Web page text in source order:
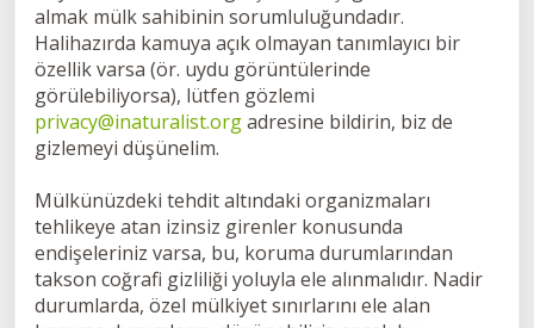
almak mülk sahibinin sorumluluğundadır.
Halihazırda kamuya açık olmayan tanımlayıcı bir
özellik varsa (ör. uydu görüntülerinde
görülebiliyorsa), lütfen gözlemi
privacy@inaturalist.orgadresine bildirin, biz de
gizlemeyi düşünelim.
Mülkünüzdeki tehdit altındaki organizmaları
tehlikeye atan izinsiz girenler konusunda
endişeleriniz varsa, bu, koruma durumlarından
takson coğrafi gizliliği yoluyla ele alınmalıdır. Nadir
durumlarda, özel mülkiyet sınırlarını ele alan